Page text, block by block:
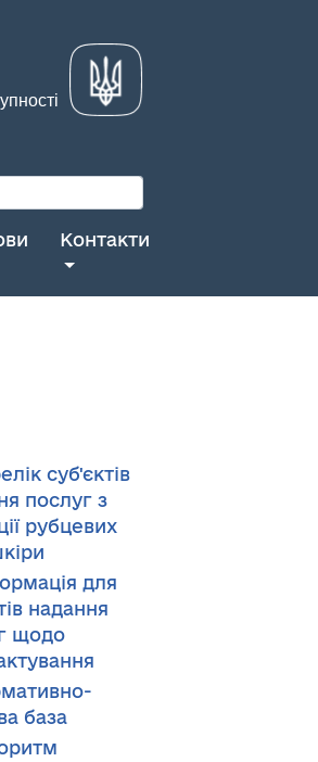
Контакти
суб'єктів
послуг з
рубцевих
для
надання
щодо
база